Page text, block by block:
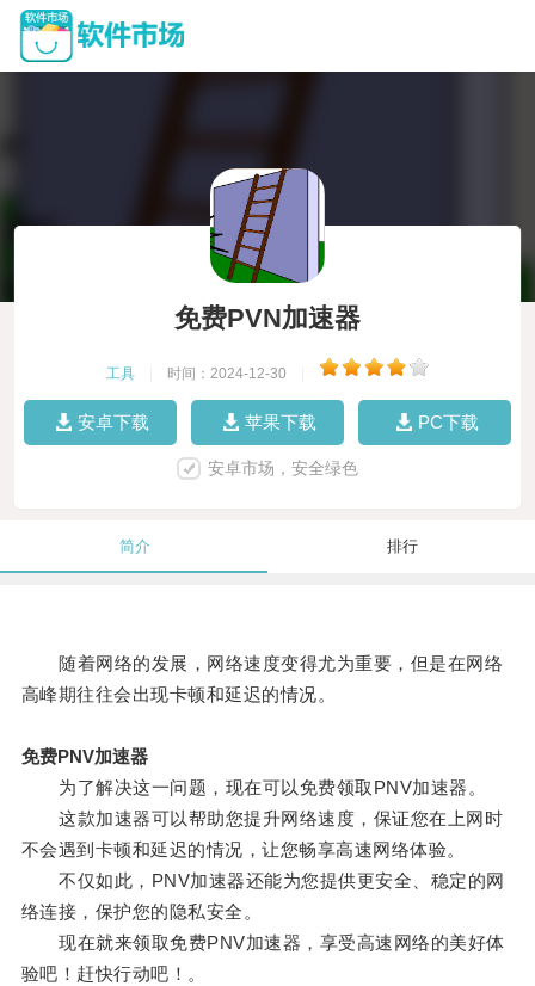
免费PVN加速器
工具 时间：2024-12-30
安卓下载 苹果下载 PC下载
安卓市场，安全绿色
简介 排行
随着网络的发展，网络速度变得尤为重要，但是在网络
高峰期往往会出现卡顿和延迟的情况。
免费PNV加速器
为了解决这一问题，现在可以免费领取PNV加速器。
这款加速器可以帮助您提升网络速度，保证您在上网时
不会遇到卡顿和延迟的情况，让您畅享高速网络体验。
不仅如此，PNV加速器还能为您提供更安全、稳定的网
络连接，保护您的隐私安全。
现在就来领取免费PNV加速器，享受高速网络的美好体
验吧！赶快行动吧！。